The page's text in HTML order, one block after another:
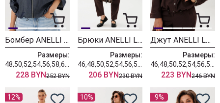
Бомбер ANELLI LAUREL 1845-2 джинсовый цвет
Размеры:
228 BYN252 BYN
Брюки ANELLI LAUREL 1853 горячий шоколад
Размеры:
206 BYN230 BYN
Джут ANELLI LAUREL 1816 горячий шоколад
Размеры:
223 BYN246 BYN
12% 10% 9%